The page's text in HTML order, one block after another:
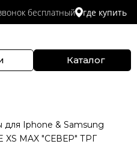
бесплатный где купить
Каталог
для Iphone & Samsung
XS MAX "СЕВЕР" ТРГ